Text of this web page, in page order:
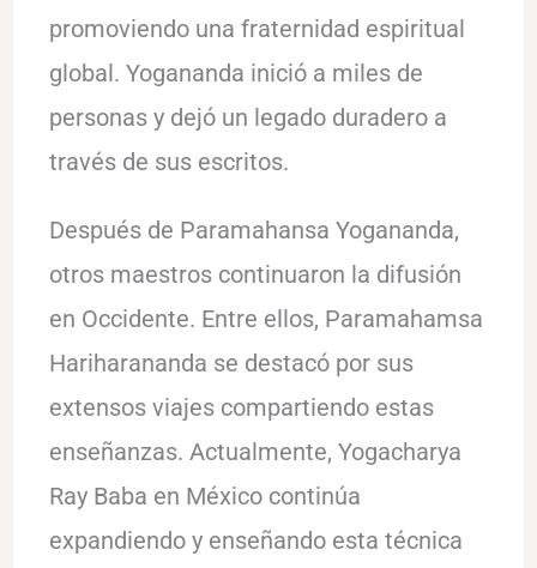
promoviendo una fraternidad espiritual
global. Yogananda inició a miles de
personas y dejó un legado duradero a
través de sus escritos.
Después de Paramahansa Yogananda,
otros maestros continuaron la difusión
en Occidente. Entre ellos, Paramahamsa
Hariharananda se destacó por sus
extensos viajes compartiendo estas
enseñanzas. Actualmente, Yogacharya
Ray Baba en México continúa
expandiendo y enseñando esta técnica